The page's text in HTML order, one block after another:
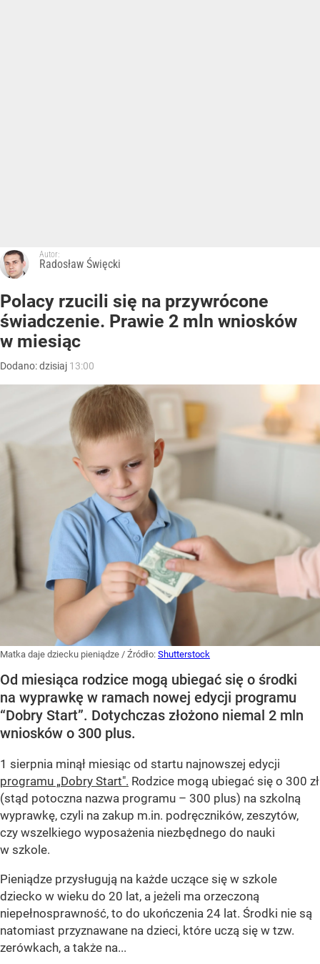
Autor:
Radosław Święcki
Polacy rzucili się na przywrócone
świadczenie. Prawie 2 mln wniosków
w miesiąc
Dodano:dzisiaj 13:00
Matka daje dziecku pieniądze / Źródło: Shutterstock
Od miesiąca rodzice mogą ubiegać się o środki
na wyprawkę w ramach nowej edycji programu
“Dobry Start”. Dotychczas złożono niemal 2 mln
wniosków o 300 plus.
1 sierpnia minął miesiąc od startu najnowszej edycji
programu „Dobry Start". Rodzice mogą ubiegać się o 300 zł
(stąd potoczna nazwa programu – 300 plus) na szkolną
wyprawkę, czyli na zakup m.in. podręczników, zeszytów,
czy wszelkiego wyposażenia niezbędnego do nauki
w szkole.
Pieniądze przysługują na każde uczące się w szkole
dziecko w wieku do 20 lat, a jeżeli ma orzeczoną
niepełnosprawność, to do ukończenia 24 lat. Środki nie są
natomiast przyznawane na dzieci, które uczą się w tzw.
zerówkach, a także na...